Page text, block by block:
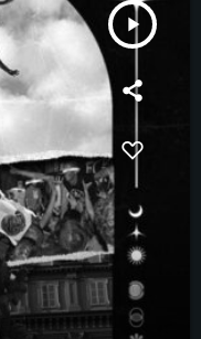
play_arrow